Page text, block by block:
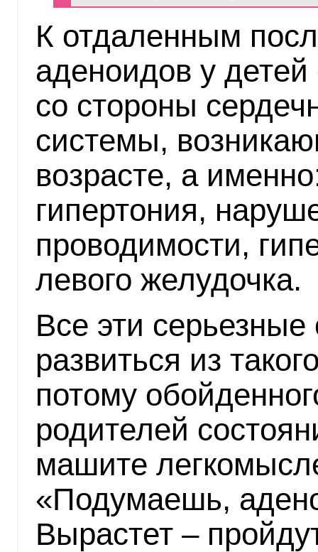
К отдаленным
аденоидов у
со стороны
системы,
возрасте, а
гипертония,
проводимости,
левого желудочка.
Все эти
развиться из
потому
родителей
машите
«Подумаешь,
Вырастет –